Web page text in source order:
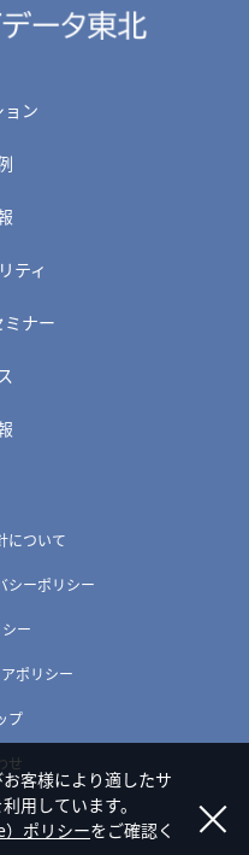
ョン
ティ
ナー
について
シーポリシー
ー
ポリシー
プ
せ
客様により適したサ
用しています。
）ポリシーをご確認く